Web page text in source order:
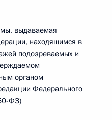
выдаваемая
находящимся в
подозреваемых и
органом
Федерального
ФЗ)